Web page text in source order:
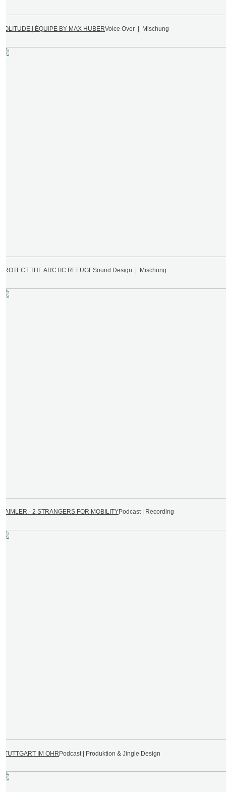
SOLITUDE | ÉQUIPE BY MAX HUBERVoice Over | Mischung
PROTECT THE ARCTIC REFUGESound Design | Mischung
DAIMLER - 2 STRANGERS FOR MOBILITY Podcast | Recording
STUTTGART IM OHR Podcast | Produktion & Jingle Design